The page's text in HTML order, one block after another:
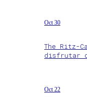
Oct 30
The Ritz-
disfrutar
Oct 22